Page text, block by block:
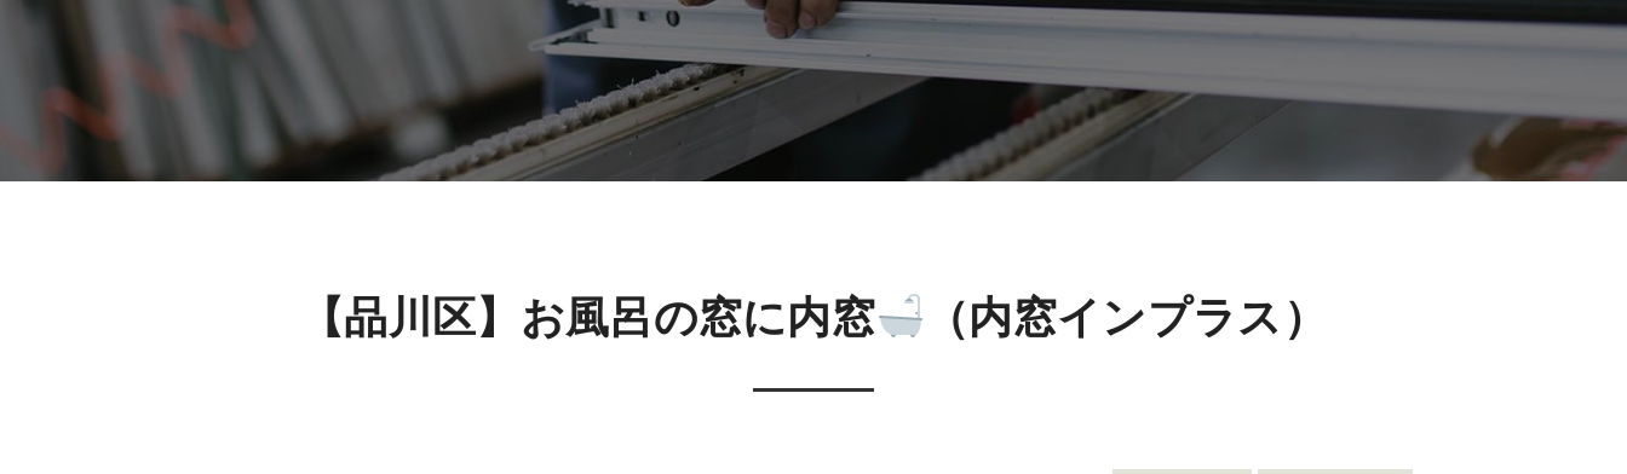
【品川区】お風呂の窓に内窓 （内窓インプラス）